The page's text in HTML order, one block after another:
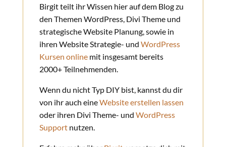
Birgit teilt ihr Wissen hier auf dem Blog zu
den Themen WordPress, Divi Theme und
strategische Website Planung, sowie in
ihren Website Strategie- und WordPress
Kursen onlinemit insgesamt bereits
2000+ Teilnehmenden.
Wenn du nicht Typ DIY bist, kannst du dir
von ihr auch eineWebsite erstellen lassen
oder ihren Divi Theme- und WordPress
Supportnutzen.